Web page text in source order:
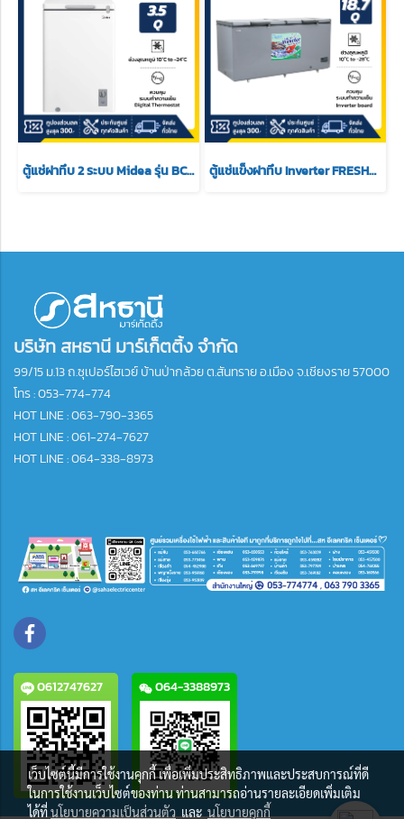
ตู้แช่ฝาทึบ 2 ระบบ Midea รุ่น BCF-100A ขนาด 3.5 คิว สีขาว ตู้แช่แข็งฝาทึบ Inverter FRESHER รุ่น FF-530IVT ขนาด (18.7Q)
บริษัท สหธานี มาร์เก็ตติ้ง จำกัด
99/15 ม.13 ถ.ซุเปอร์ไฮเวย์ บ้านป่ากล้วย ต.สันทราย อ.เมือง จ.เชียงราย 57000
โทร :053-774-774
HOT LINE : 063-790-3365
HOT LINE : 061-274-7627
HOT LINE : 064-338-8973
0612747627 064-3388973
เว็บไซต์นี้มีการใช้งานคุกกี้ เพื่อเพิ่มประสิทธิภาพและประสบการณ์ที่ดี
ในการใช้งานเว็บไซต์ของท่าน ท่านสามารถอ่านรายละเอียดเพิ่มเติม
ได้ที่นโยบายความเป็นส่วนตัว และ นโยบายคุกกี้